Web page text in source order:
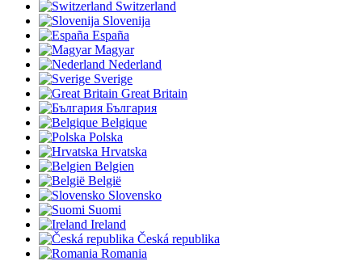
Switzerland
Slovenija
España
Magyar
Nederland
Sverige
Great Britain
България
Belgique
Polska
Hrvatska
Belgien
België
Slovensko
Suomi
Ireland
Česká republika
Romania